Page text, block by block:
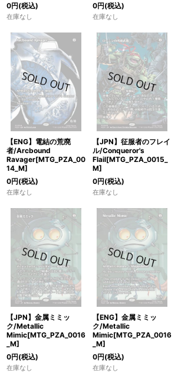
0円(税込)
在庫なし
0円(税込)
在庫なし
【ENG】電結の荒廃
者/Arcbound
Ravager[MTG_PZA_00
14_M]
0円(税込)
在庫なし
【JPN】征服者のフレイ
ル/Conqueror's
Flail[MTG_PZA_0015_
M]
0円(税込)
在庫なし
【JPN】金属ミミッ
ク/Metallic
Mimic[MTG_PZA_0016
_M]
0円(税込)
在庫なし
【ENG】金属ミミッ
ク/Metallic
Mimic[MTG_PZA_0016
_M]
0円(税込)
在庫なし